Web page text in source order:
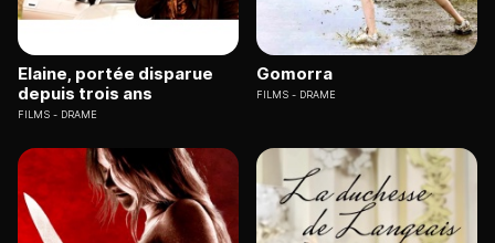
Elaine, portée disparue
depuis trois ans
FILMS DRAME
Gomorra
FILMS DRAME